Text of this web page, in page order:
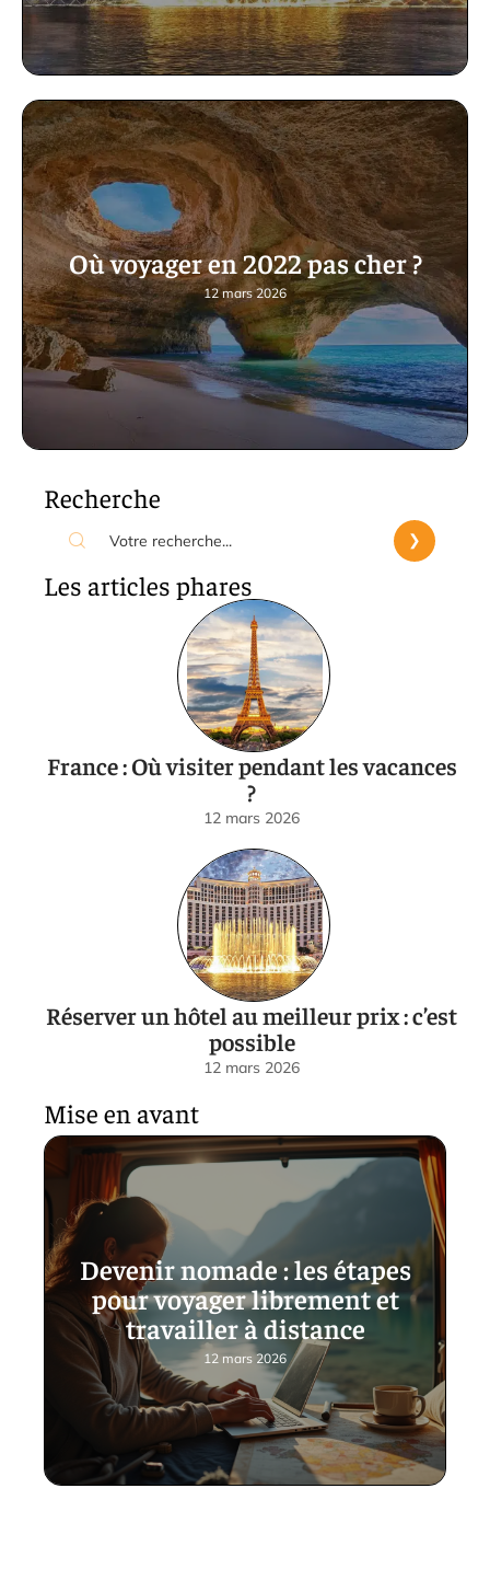
Où voyager en 2022 pas cher ?
12 mars 2026
Recherche
Les articles phares
France : Où visiter pendant les vacances
?
12 mars 2026
Réserver un hôtel au meilleur prix : c’est
possible
12 mars 2026
Mise en avant
Devenir nomade : les étapes
pour voyager librement et
travailler à distance
12 mars 2026